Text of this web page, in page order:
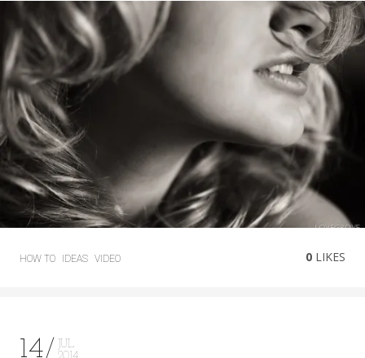
HOW TO IDEAS VIDEO 0 LIKES
14
JUL